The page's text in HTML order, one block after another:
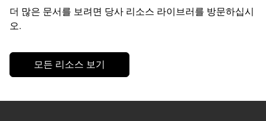
더 많은 문서를 보려면 당사 리소스 라이브러를 방문하십시
오.
모든 리소스 보기